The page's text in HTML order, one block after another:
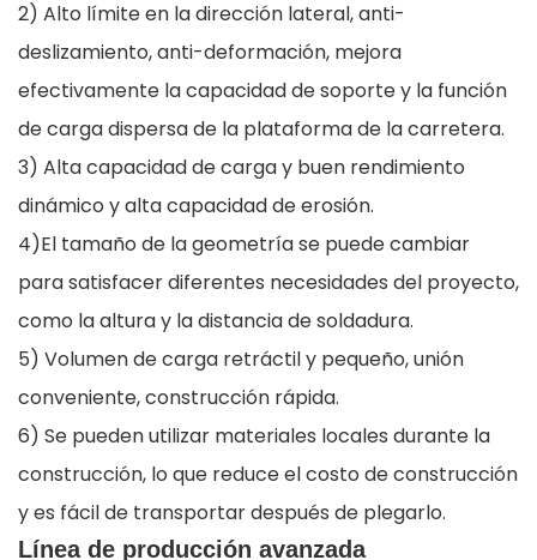
2) Alto límite en la dirección lateral, anti-
deslizamiento, anti-deformación, mejora
efectivamente la capacidad de soporte y la función
de carga dispersa de la plataforma de la carretera.
3) Alta capacidad de carga y buen rendimiento
dinámico y alta capacidad de erosión.
4)El tamaño de la geometría se puede cambiar
para satisfacer diferentes necesidades del proyecto,
como la altura y la distancia de soldadura.
5) Volumen de carga retráctil y pequeño, unión
conveniente, construcción rápida.
6) Se pueden utilizar materiales locales durante la
construcción, lo que reduce el costo de construcción
y es fácil de transportar después de plegarlo.
Línea de producción avanzada